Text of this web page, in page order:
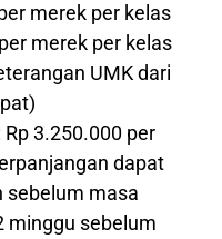
merek per kelas
merek per kelas
UMK dari
Rp 3.250.000 per
dapat
sebelum masa
minggu sebelum